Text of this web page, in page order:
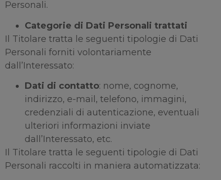
Personali.
Categorie di Dati Personali trattati
Il Titolare tratta le seguenti tipologie di Dati
Personali forniti volontariamente
dall’Interessato:
Dati di contatto: nome, cognome,
indirizzo, e-mail, telefono, immagini,
credenziali di autenticazione, eventuali
ulteriori informazioni inviate
dall’Interessato, etc.
Il Titolare tratta le seguenti tipologie di Dati
Personali raccolti in maniera automatizzata: